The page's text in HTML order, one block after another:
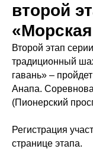
второй
Второй этап
традиционный
гавань» –
Анапа.
(Пионерский
Регистрация
странице этапа.